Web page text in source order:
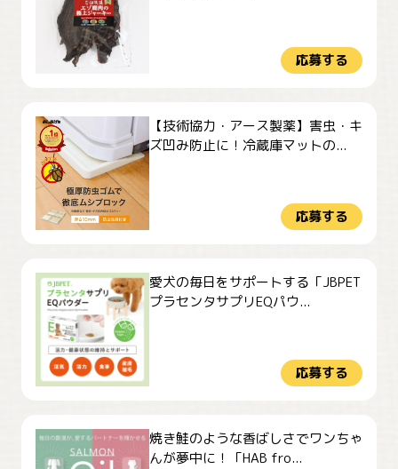
応募する
【技術協力・アース製薬】害虫・キ
ズ凹み防止に！冷蔵庫マットの...
応募する
愛犬の毎日をサポートする「JBPET
プラセンタサプリEQパウ...
応募する
焼き鮭のような香ばしさでワンちゃ
んが夢中に！「HAB fro...